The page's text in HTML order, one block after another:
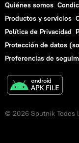
Quiénes somos
Productos y servicios
Política de Privacidad
Protección de datos
Preferencias de
© 2026 Sputnik Todos